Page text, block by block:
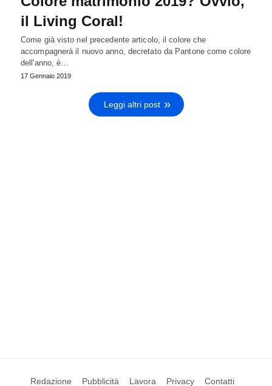
il Living Coral!
Come già visto nel precedente articolo, il colore che
accompagnerà il nuovo anno, decretato da Pantone come colore
dell'anno, è…
17 Gennaio 2019
Leggi altri post
Redazione Pubblicità Lavora Privacy Contatti